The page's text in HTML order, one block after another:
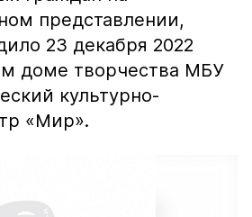
представлении,
23 декабря 2022
доме творчества МБУ
культурно-
«Мир».